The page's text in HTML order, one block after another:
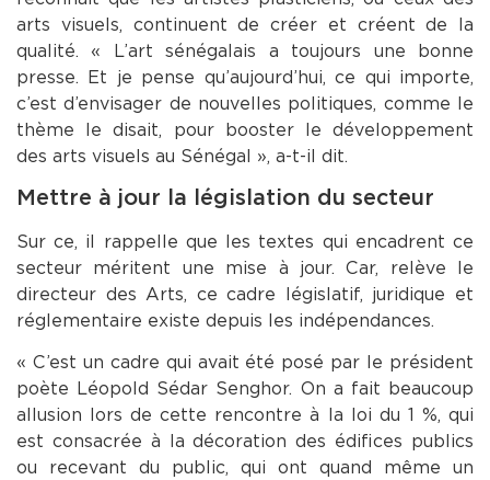
arts visuels, continuent de créer et créent de la
qualité. « L’art sénégalais a toujours une bonne
presse. Et je pense qu’aujourd’hui, ce qui importe,
c’est d’envisager de nouvelles politiques, comme le
thème le disait, pour booster le développement
des arts visuels au Sénégal », a-t-il dit.
Mettre à jour la législation du secteur
Sur ce, il rappelle que les textes qui encadrent ce
secteur méritent une mise à jour. Car, relève le
directeur des Arts, ce cadre législatif, juridique et
réglementaire existe depuis les indépendances.
« C’est un cadre qui avait été posé par le président
poète Léopold Sédar Senghor. On a fait beaucoup
allusion lors de cette rencontre à la loi du 1 %, qui
est consacrée à la décoration des édifices publics
ou recevant du public, qui ont quand même un